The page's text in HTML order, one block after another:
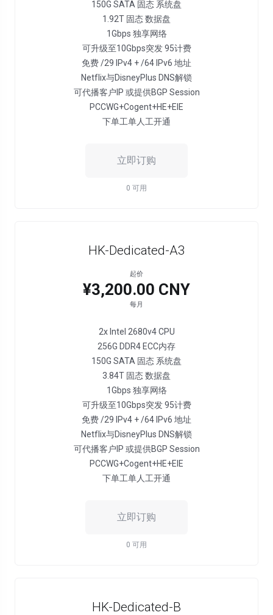
150G SATA 固态 系统盘
1.92T 固态 数据盘
1Gbps 独享网络
可升级至10Gbps突发 95计费
免费 /29 IPv4 + /64 IPv6 地址
Netflix与DisneyPlus DNS解锁
可代播客户IP 或提供BGP Session
PCCWG+Cogent+HE+EIE
下单工单人工开通
立即订购
0 可用
HK-Dedicated-A3
起价
¥3,200.00 CNY
每月
2x Intel 2680v4 CPU
256G DDR4 ECC内存
150G SATA 固态 系统盘
3.84T 固态 数据盘
1Gbps 独享网络
可升级至10Gbps突发 95计费
免费 /29 IPv4 + /64 IPv6 地址
Netflix与DisneyPlus DNS解锁
可代播客户IP 或提供BGP Session
PCCWG+Cogent+HE+EIE
下单工单人工开通
立即订购
0 可用
HK-Dedicated-B